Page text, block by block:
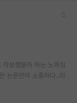
성했을까 하는 노파심
논문만이 소중하다..라